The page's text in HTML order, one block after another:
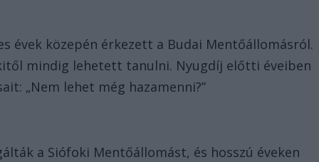
évek közepén érkezett a Budai Mentőállomásról.
mindig lehetett tanulni. Nyugdíj előtti éveiben
„Nem lehet még hazamenni?”
a Siófoki Mentőállomást, és hosszú éveken